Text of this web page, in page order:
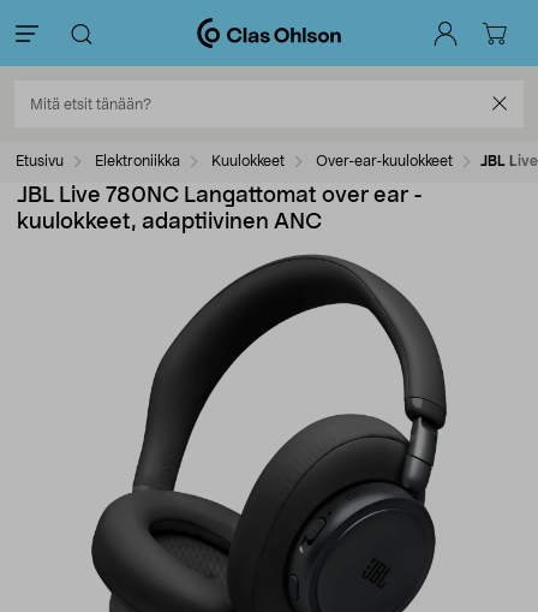
Etusivu Elektroniikka Kuulokkeet Over-ear-kuulokkeet JBL
JBL Live 780NC Langattomat over ear -
kuulokkeet, adaptiivinen ANC